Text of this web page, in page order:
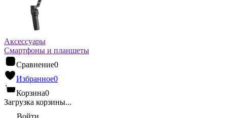
Аксессуары
Смартфоны и планшеты
Сравнение0
Избранное0
Корзина0
Загрузка корзины...
Войти